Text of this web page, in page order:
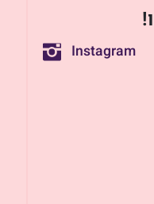
Instagram